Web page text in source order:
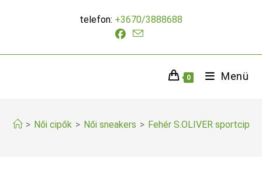
telefon: +3670/3888688
0 Menü
> Női cipők > Női sneakers > Fehér S.OLIVER sportcipő